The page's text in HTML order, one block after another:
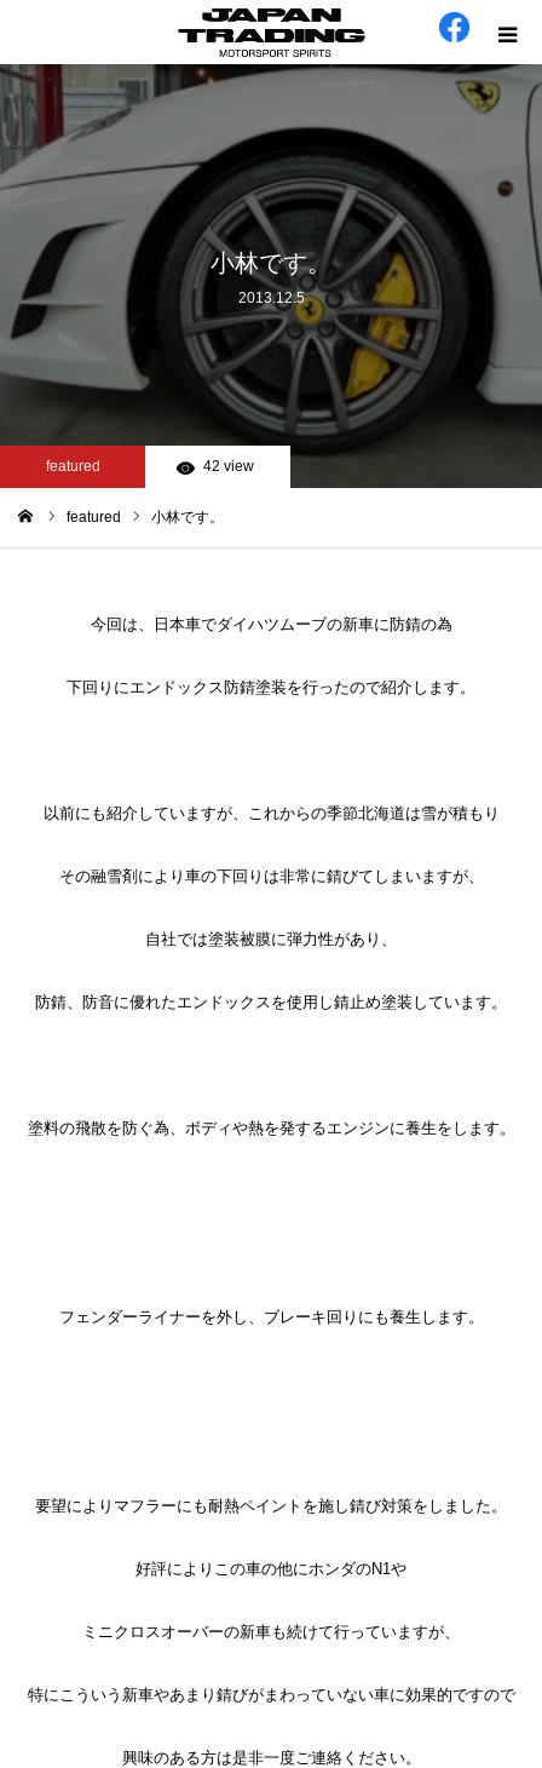
小林です。
2013.12.5
featured 42 view
featured 小林です。
今回は、日本車でダイハツムーブの新車に防錆の為
下回りにエンドックス防錆塗装を行ったので紹介します。
以前にも紹介していますが、これからの季節北海道は雪が積もり
その融雪剤により車の下回りは非常に錆びてしまいますが、
自社では塗装被膜に弾力性があり、
防錆、防音に優れたエンドックスを使用し錆止め塗装しています。
塗料の飛散を防ぐ為、ボディや熱を発するエンジンに養生をします。
フェンダーライナーを外し、ブレーキ回りにも養生します。
要望によりマフラーにも耐熱ペイントを施し錆び対策をしました。
好評によりこの車の他にホンダのN1や
ミニクロスオーバーの新車も続けて行っていますが、
特にこういう新車やあまり錆びがまわっていない車に効果的ですので
興味のある方は是非一度ご連絡ください。
ホーム
在庫車
会社概要
カテゴリー
工場日誌
お問い合わせ